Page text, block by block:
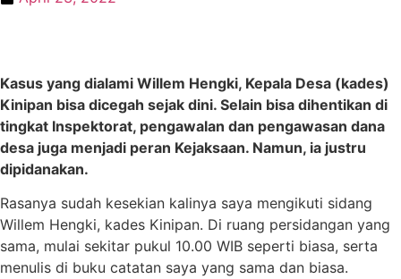
Kasus yang dialami Willem Hengki, Kepala Desa (kades)
Kinipan bisa dicegah sejak dini. Selain bisa dihentikan di
tingkat Inspektorat, pengawalan dan pengawasan dana
desa juga menjadi peran Kejaksaan. Namun, ia justru
dipidanakan.
Rasanya sudah kesekian kalinya saya mengikuti sidang
Willem Hengki, kades Kinipan. Di ruang persidangan yang
sama, mulai sekitar pukul 10.00 WIB seperti biasa, serta
menulis di buku catatan saya yang sama dan biasa.